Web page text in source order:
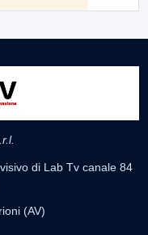
di Lab Tv canale 84
(AV)